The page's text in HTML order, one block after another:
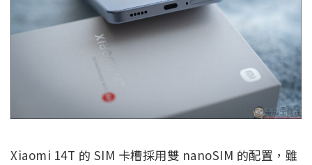
Xiaomi 14T 的 SIM 卡槽採用雙 nanoSIM 的配置，雖